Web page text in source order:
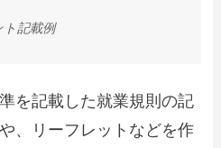
記載例
を記載した就業規則の記
、リーフレットなどを作